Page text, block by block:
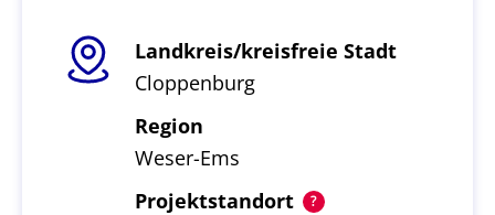
Landkreis/kreisfreie Stadt
Cloppenburg
Region
Weser-Ems
Projektstandort